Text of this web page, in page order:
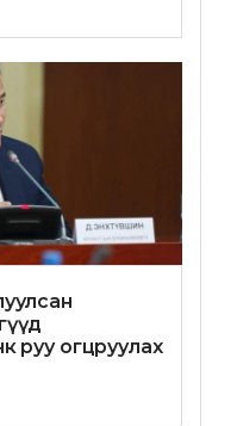
руу огцруулах